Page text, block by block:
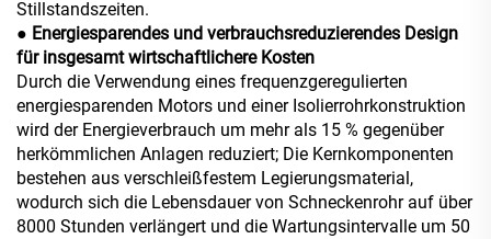
Stillstandszeiten.
● Energiesparendes und verbrauchsreduzierendes Design
für insgesamt wirtschaftlichere Kosten
Durch die Verwendung eines frequenzgeregulierten
energiesparenden Motors und einer Isolierrohrkonstruktion
wird der Energieverbrauch um mehr als 15 % gegenüber
herkömmlichen Anlagen reduziert; Die Kernkomponenten
bestehen aus verschleißfestem Legierungsmaterial,
wodurch sich die Lebensdauer von Schneckenrohr auf über
8000 Stunden verlängert und die Wartungsintervalle um 50